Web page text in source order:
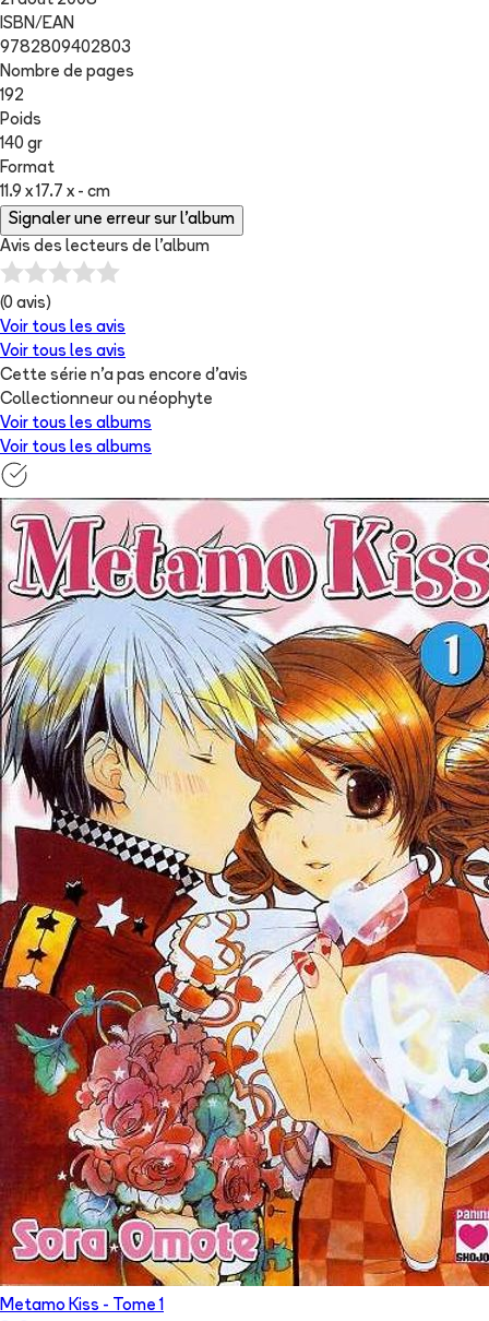
ISBN/EAN
9782809402803
Nombre de pages
192
Poids
140 gr
Format
11.9 x 17.7 x - cm
Signaler une erreur sur l'album
Avis des lecteurs de l'album
(0 avis)
Voir tous les avis
Voir tous les avis
Cette série n'a pas encore d'avis
Collectionneur ou néophyte
Voir tous les albums
Voir tous les albums
Metamo Kiss - Tome 1